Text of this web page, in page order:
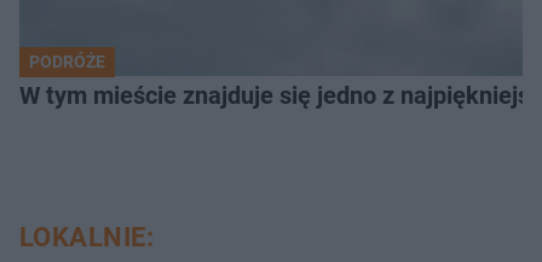
PODRÓŻE
W tym mieście znajduje się jedno z
LOKALNIE: